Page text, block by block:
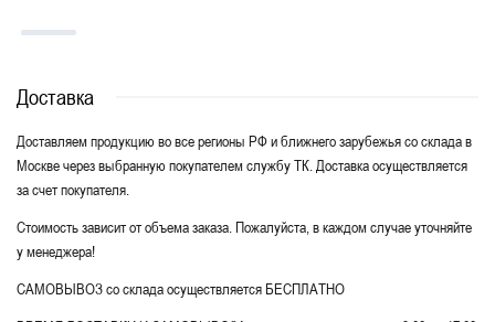
Доставка
Доставляем продукцию во все регионы РФ и ближнего зарубежья со склада в
Москве через выбранную покупателем службу ТК. Доставка осуществляется
за счет покупателя.
Стоимость зависит от объема заказа. Пожалуйста, в каждом случае уточняйте
у менеджера!
САМОВЫВОЗ со склада осуществляется БЕСПЛАТНО